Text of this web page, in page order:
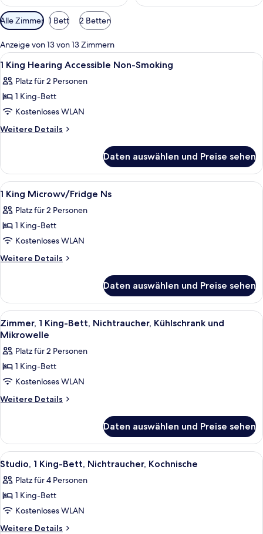
Verfügbare
Filter
für
Zimmer
Alle Zimmer 1 Bett 2 Betten
Anzeige von 13 von 13 Zimmern
Alle
Fotos
für
1
King
Hearing
Smoking
anzeigen
Ein Hotelzimmer mit einem Bett,
11
1 King Hearing Accessible Non-Smoking
Platz für 2 Personen
1 King-Bett
Kostenloses WLAN
Weitere Details
Weitere
King
Hearing
Accessible
Smoking
Daten auswählen und Preise sehen
Alle
Fotos
für
1
King
Microwv/Fridge
Ein Hotelzimmer mit einem Bett,
3
1 King Microwv/Fridge Ns
Platz für 2 Personen
1 King-Bett
Kostenloses WLAN
Weitere Details
Weitere
King
Microwv/Fridge
Ns
Daten auswählen und Preise sehen
Alle
Fotos
für
Zimmer,
1 King-
Bett,
Nichtraucher,
Mikrowelle
anzeigen
Ein Hotelzimmer mit Bett, Sofa,
5
Zimmer, 1 King-Bett, Nichtraucher, Kühlschrank und
Mikrowelle
Platz für 2 Personen
1 King-Bett
Kostenloses WLAN
Weitere Details
Weitere
1 King-
Bett,
Nichtraucher,
und
Mikrowelle
Daten auswählen und Preise sehen
Alle
Fotos
für
Studio,
1 King-
Bett,
Ein Hotelzimmer mit Bett,
8
Studio, 1 King-Bett, Nichtraucher, Kochnische
Platz für 4 Personen
1 King-Bett
Kostenloses WLAN
Weitere Details
Weitere